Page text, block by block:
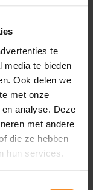
te
media te bieden
Ook delen we
met onze
analyse. Deze
met andere
die ze hebben
hun services.